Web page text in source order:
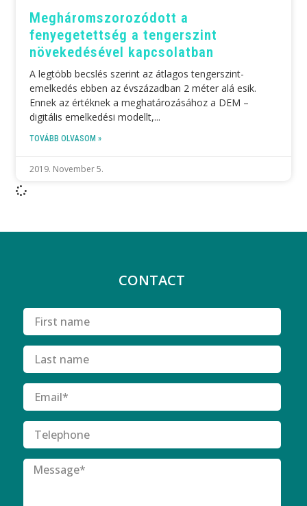
Meghárom­szoro­zódott a
fenyegetettség a tengerszint
növekedésével kapcsolatban
A legtöbb becslés szerint az átlagos tengerszint-
emelkedés ebben az évszázadban 2 méter alá esik.
Ennek az értéknek a meghatározásához a DEM –
digitális emelkedési modellt,
TOVÁBB OLVASOM »
2019. November 5.
CONTACT